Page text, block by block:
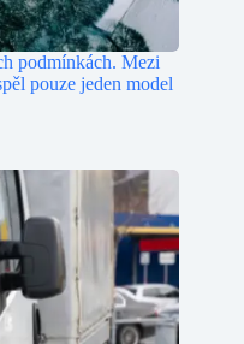
podmínkách. Mezi
pouze jeden model